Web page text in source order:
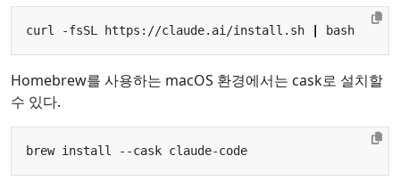
curl -fsSL https://claude.ai/install.sh
Homebrew를 사용하는 macOS 환경에서는 cask로 설치할
수 있다.